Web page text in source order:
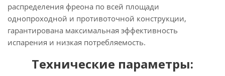
распределения фреона по всей площади
однопроходной и противоточной конструкции,
гарантирована максимальная эффективность
испарения и низкая потребляемость.
Технические параметры: